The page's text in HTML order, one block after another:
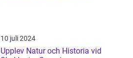
10 juli 2024
Upplev Natur och Historia vid